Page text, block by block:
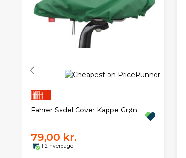
Fahrer Sadel Cover Kappe Grøn
79,00 kr.
1-2 hverdage